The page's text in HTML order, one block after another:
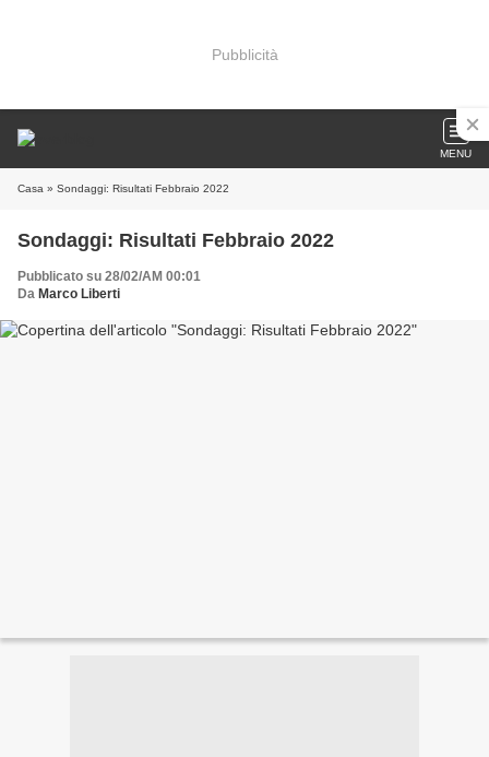
Pubblicità
MENU
Casa » Sondaggi: Risultati Febbraio 2022
Sondaggi: Risultati Febbraio 2022
Pubblicato su 28/02/AM 00:01
Da Marco Liberti